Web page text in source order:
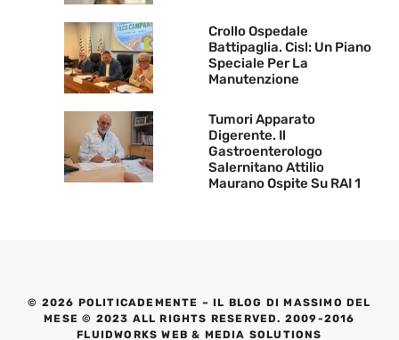
Crollo Ospedale
Battipaglia. Cisl: Un Piano
Speciale Per La
Manutenzione
Tumori Apparato
Digerente. Il
Gastroenterologo
Salernitano Attilio
Maurano Ospite Su RAI 1
© 2026 POLITICADEMENTE – IL BLOG DI MASSIMO DEL
MESE © 2023 ALL RIGHTS RESERVED. 2009-2016
FLUIDWORKS WEB & MEDIA SOLUTIONS